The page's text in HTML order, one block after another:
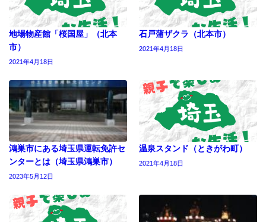
地場物産館「桜国屋」（北本
市）
2021年4月18日
石戸蒲ザクラ（北本市）
2021年4月18日
鴻巣市にある埼玉県運転免許セ
ンターとは（埼玉県鴻巣市）
2023年5月12日
温泉スタンド（ときがわ町）
2021年4月18日